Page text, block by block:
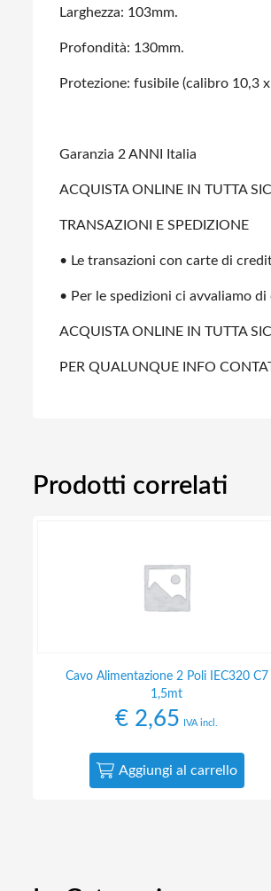
Larghezza: 103mm.
Profondità: 130mm.
Protezione: fusibile (calibro 10,3
Garanzia 2 ANNI Italia
ACQUISTA ONLINE IN TUTTA
TRANSAZIONI E SPEDIZIONE
• Le transazioni con carte di
• Per le spedizioni ci avvaliamo
ACQUISTA ONLINE IN TUTTA
PER QUALUNQUE INFO
Prodotti correlati
Cavo Alimentazione 2 Poli IEC320 C7
1,5mt
€ 2,65 IVA incl.
Aggiungi al carrello